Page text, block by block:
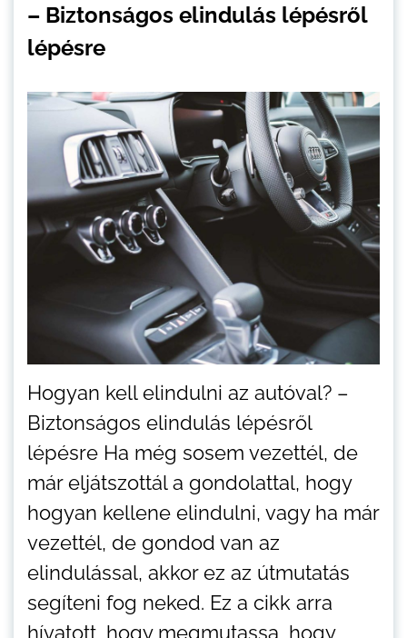
– Biztonságos elindulás lépésről
lépésre
Hogyan kell elindulni az autóval? –
Biztonságos elindulás lépésről
lépésre Ha még sosem vezettél, de
már eljátszottál a gondolattal, hogy
hogyan kellene elindulni, vagy ha már
vezettél, de gondod van az
elindulással, akkor ez az útmutatás
segíteni fog neked. Ez a cikk arra
hívatott, hogy megmutassa, hogy